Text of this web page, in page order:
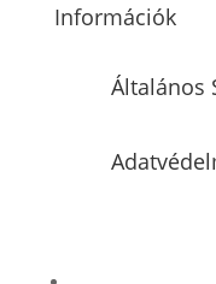
Információk
Általános